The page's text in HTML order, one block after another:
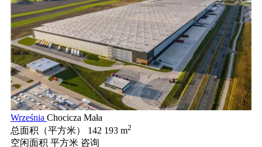
Września Chocicza Mała
总面积（平方米）
142 193 m2
空闲面积 平方米 咨询